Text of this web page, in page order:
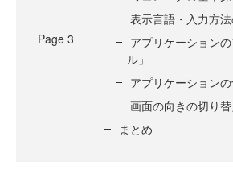
Page 3
表示言語・入力方
アプリケーション
ル」
アプリケーションの
画面の向きの切り替
まとめ